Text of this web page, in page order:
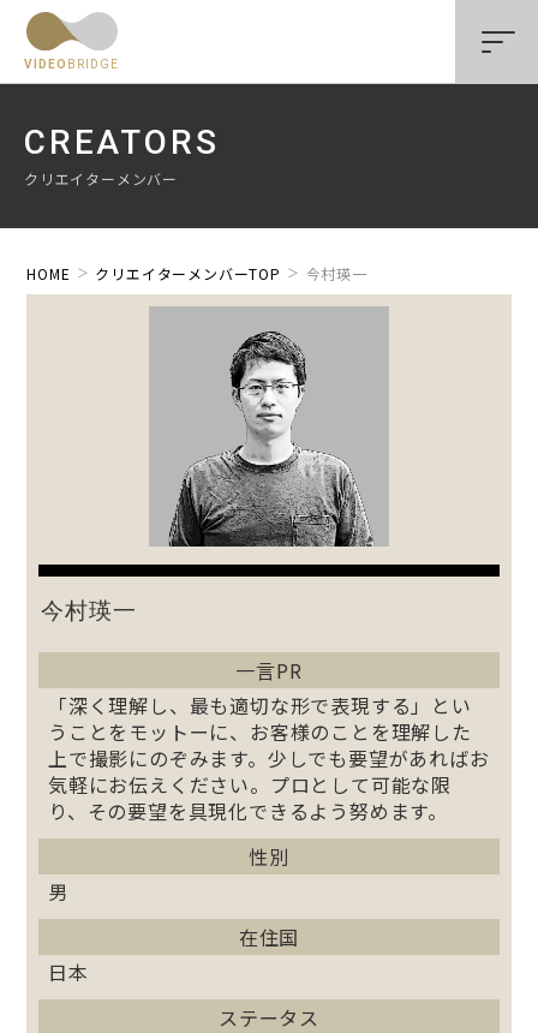
VIDEO BRIDGE
CREATORS
クリエイターメンバー
HOME クリエイターメンバーTOP 今村瑛一
今村瑛一
一言PR
「深く理解し、最も適切な形で表現する」とい
うことをモットーに、お客様のことを理解した
上で撮影にのぞみます。少しでも要望があればお
気軽にお伝えください。プロとして可能な限
り、その要望を具現化できるよう努めます。
性別
男
在住国
日本
ステータス